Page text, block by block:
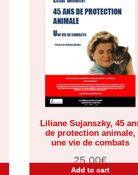
Liliane Sujanszky, 45
de protection animale,
une vie de combats
25,00€
Add to cart